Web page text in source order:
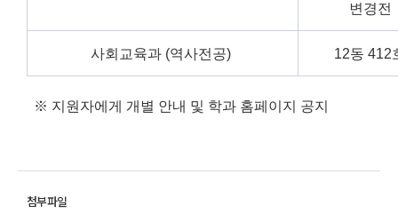
변경전
사회교육과 (역사전공) 12동 412
※ 지원자에게 개별 안내 및 학과 홈페이지 공지